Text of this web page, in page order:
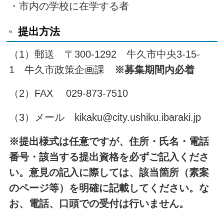
・市内の学校に在学する者
提出方法
（1）郵送 〒300-1292 牛久市中央3-15-
1 牛久市政策企画課 ※募集期間内必着
（2）FAX 029-873-7510
（3）メール kikaku@city.ushiku.ibaraki.jp
※提出様式は任意ですが、住所・氏名・電話
番号・該当する提出資格を必ずご記入くださ
い。意見の記入に際しては、該当箇所（素案
のページ等）を明確に記載してください。な
お、電話、口頭での受付は行いません。